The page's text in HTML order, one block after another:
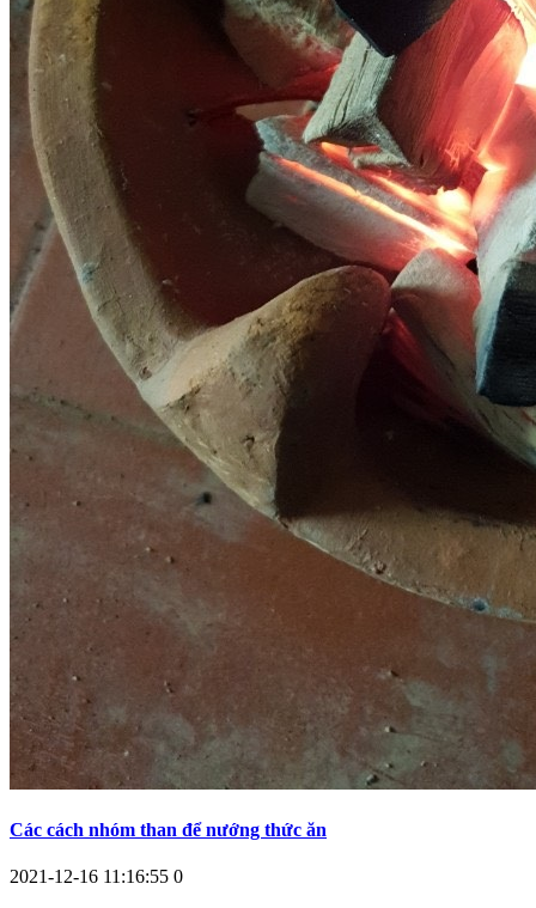
Các cách nhóm than để nướng thức ăn
2021-12-16 11:16:55 0